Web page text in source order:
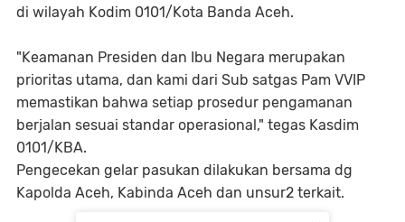
di wilayah Kodim 0101/Kota Banda Aceh.
"Keamanan Presiden dan Ibu Negara merupakan
prioritas utama, dan kami dari Sub satgas Pam VVIP
memastikan bahwa setiap prosedur pengamanan
berjalan sesuai standar operasional," tegas Kasdim
0101/KBA.
Pengecekan gelar pasukan dilakukan bersama dg
Kapolda Aceh, Kabinda Aceh dan unsur2 terkait.